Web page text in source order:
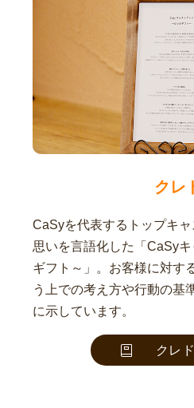
クレ
CaSyを代表するトップキ
思いを言語化した「CaSy
ギフト～」。お客様に対す
う上での考え方や行動の基
に示しています。
クレ